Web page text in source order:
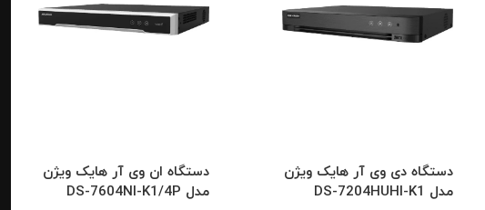
دستگاه دی وی آر هایک ویژن
مدل DS-7204HUHI-K1
دستگاه ان وی آر هایک ویژن
مدل DS-7604NI-K1/4P